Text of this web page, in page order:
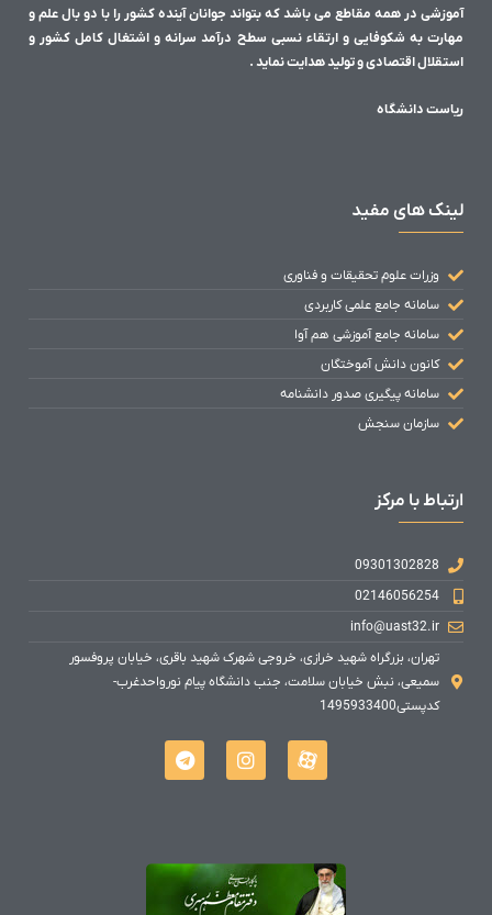
آموزشی در همه مقاطع می باشد که بتواند جوانان آینده کشور را با دو بال علم و
مهارت به شکوفایی و ارتقاء نسبی سطح درآمد سرانه و اشتغال کامل کشور و
استقلال اقتصادی و تولید هدایت نماید .
ریاست دانشگاه
لینک های مفید
وزرات علوم تحقیقات و فناوری
سامانه جامع علمی کاربردی
سامانه جامع آموزشی هم آوا
کانون دانش آموختگان
سامانه پیگیری صدور دانشنامه
سازمان سنجش
ارتباط با مرکز
09301302828
02146056254
info@uast32.ir
تهران، بزرگراه شهید خرازی، خروجی شهرک شهید باقری، خیابان پروفسور
سمیعی، نبش خیابان سلامت، جنب دانشگاه پیام نورواحدغرب-
کدپستی1495933400